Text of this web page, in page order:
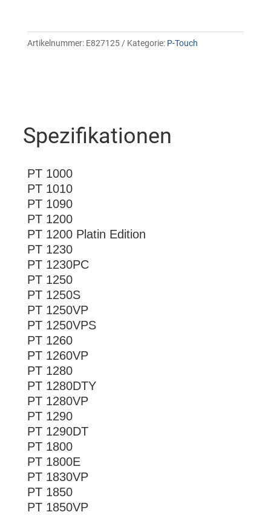
Artikelnummer: E827125 Kategorie: P-Touch
Spezifikationen
PT 1000
PT 1010
PT 1090
PT 1200
PT 1200 Platin Edition
PT 1230
PT 1230PC
PT 1250
PT 1250S
PT 1250VP
PT 1250VPS
PT 1260
PT 1260VP
PT 1280
PT 1280DTY
PT 1280VP
PT 1290
PT 1290DT
PT 1800
PT 1800E
PT 1830VP
PT 1850
PT 1850VP